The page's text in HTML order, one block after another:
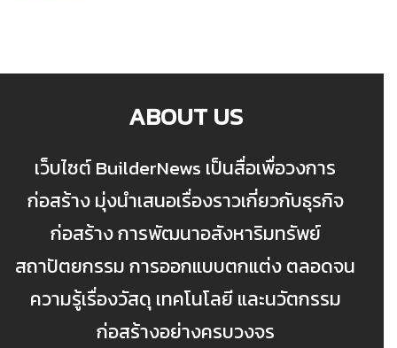
ABOUT US
เว็บไซต์ BuilderNews เป็นสื่อเพื่อวงการ
ก่อสร้าง มุ่งนำเสนอเรื่องราวเกี่ยวกับธุรกิจ
ก่อสร้าง การพัฒนาอสังหาริมทรัพย์
สถาปัตยกรรม การออกแบบตกแต่ง ตลอดจน
ความรู้เรื่องวัสดุ เทคโนโลยี และนวัตกรรม
ก่อสร้างอย่างครบวงจร